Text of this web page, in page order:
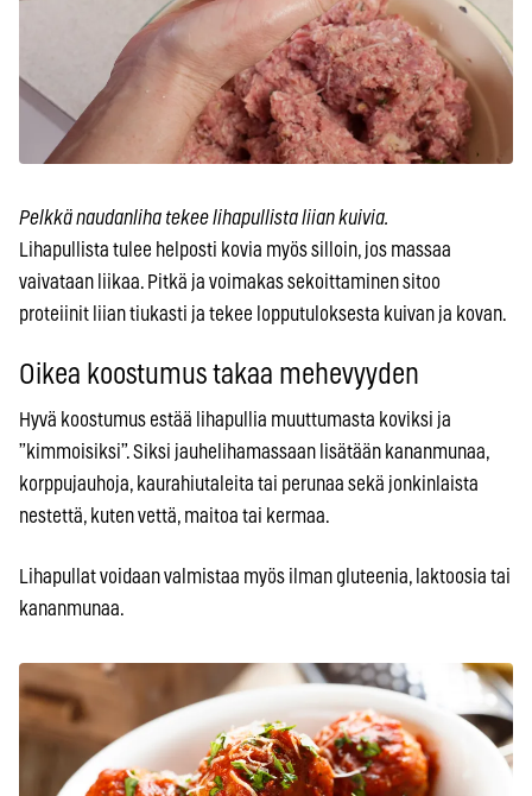
Pelkkä naudanliha tekee lihapullista liian kuivia.
Lihapullista tulee helposti kovia myös silloin, jos massaa
vaivataan liikaa. Pitkä ja voimakas sekoittaminen sitoo
proteiinit liian tiukasti ja tekee lopputuloksesta kuivan ja kovan.
Oikea koostumus takaa mehevyyden
Hyvä koostumus estää lihapullia muuttumasta koviksi ja
”kimmoisiksi”. Siksi jauhelihamassaan lisätään kananmunaa,
korppujauhoja, kaurahiutaleita tai perunaa sekä jonkinlaista
nestettä, kuten vettä, maitoa tai kermaa.
Lihapullat voidaan valmistaa myös ilman gluteenia, laktoosia tai
kananmunaa.